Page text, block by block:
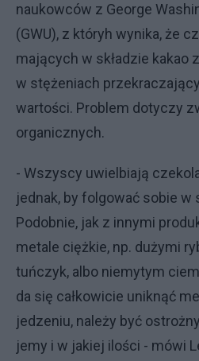
naukowców z George
(GWU), z któryh wynika, że
mających w składzie kakao
w stężeniach
wartości. Problem dotyczy
organicznych.
- Wszyscy uwielbiają
jednak, by folgować sobie w
Podobnie, jak z innymi
metale ciężkie, np. dużymi
tuńczyk, albo niemytym
da się całkowicie uniknąć
jedzeniu, należy być
jemy i w jakiej ilości - mówi